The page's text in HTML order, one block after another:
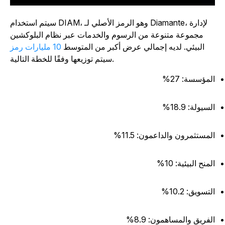
سيتم استخدام DIAM، وهو الرمز الأصلي لـ Diamante، لإدارة
مجموعة متنوعة من الرسوم والخدمات عبر نظام البلوكشين
البيئي. لديه إجمالي عرض أكبر من المتوسط10 مليارات رمز
27%
18.9%
والداعمون: 11.5%
البيئية: 10%
10.2%
والمساهمون: 8.9%